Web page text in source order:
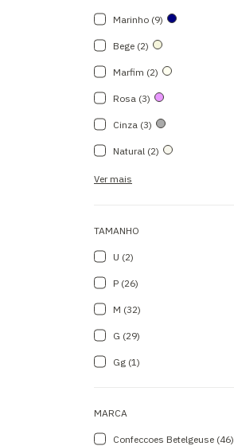
Marinho (9)
Bege (2)
Marfim (2)
Rosa (3)
Cinza (3)
Natural (2)
Ver mais
TAMANHO
U (2)
P (26)
M (32)
G (29)
Gg (1)
MARCA
Confeccoes Betelgeuse (46)